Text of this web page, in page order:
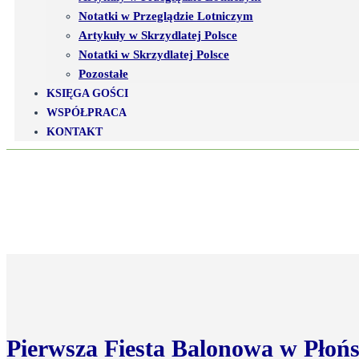
Notatki w Przeglądzie Lotniczym
Artykuły w Skrzydlatej Polsce
Notatki w Skrzydlatej Polsce
Pozostałe
KSIĘGA GOŚCI
WSPÓŁPRACA
KONTAKT
Pierwsza Fiesta Balonowa w